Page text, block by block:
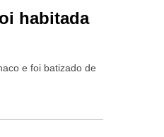
habitada
e foi batizado de